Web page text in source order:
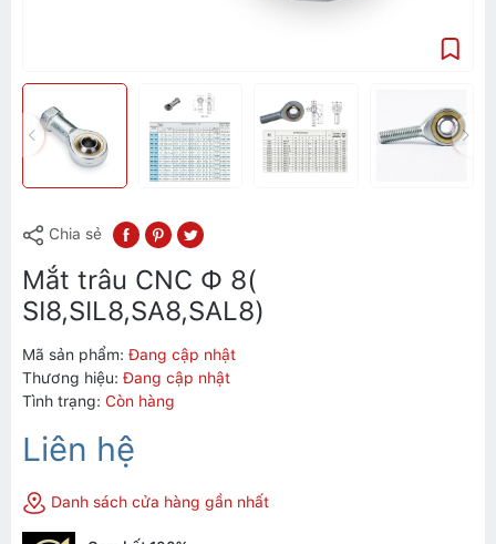
Chia sẻ
Mắt trâu CNC Ф 8(
SI8,SIL8,SA8,SAL8)
Mã sản phẩm: Đang cập nhật
Thương hiệu: Đang cập nhật
Tình trạng: Còn hàng
Liên hệ
Danh sách cửa hàng gần nhất